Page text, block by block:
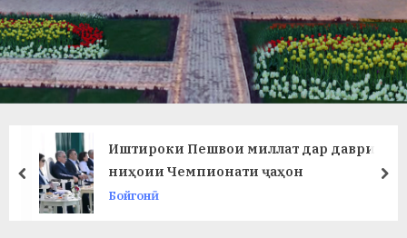
в
л
а
т
и
Иштироки Пешвои миллат дар даври
ниҳоии Чемпионати ҷаҳон
Бойгонӣ
prev